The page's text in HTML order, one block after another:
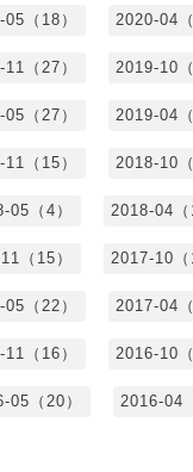
（18） 2020-04（
（27） 2019-10（
（27） 2019-04（
（15） 2018-10（
05（4） 2018-04（
（15） 2017-10（
（22） 2017-04（
（16） 2016-10（
05（20） 2016-04